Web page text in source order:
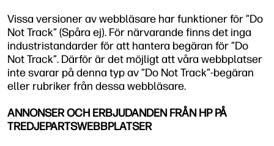
Vissa versioner av webbläsare har funktioner för ”Do
Not Track” (Spåra ej). För närvarande finns det inga
industristandarder för att hantera begäran för ”Do
Not Track”. Därför är det möjligt att våra webbplatser
inte svarar på denna typ av ”Do Not Track”-begäran
eller rubriker från dessa webbläsare.
ANNONSER OCH ERBJUDANDEN FRÅN HP PÅ
TREDJEPARTSWEBBPLATSER